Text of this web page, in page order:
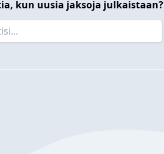
kun uusia jaksoja julkaistaan?